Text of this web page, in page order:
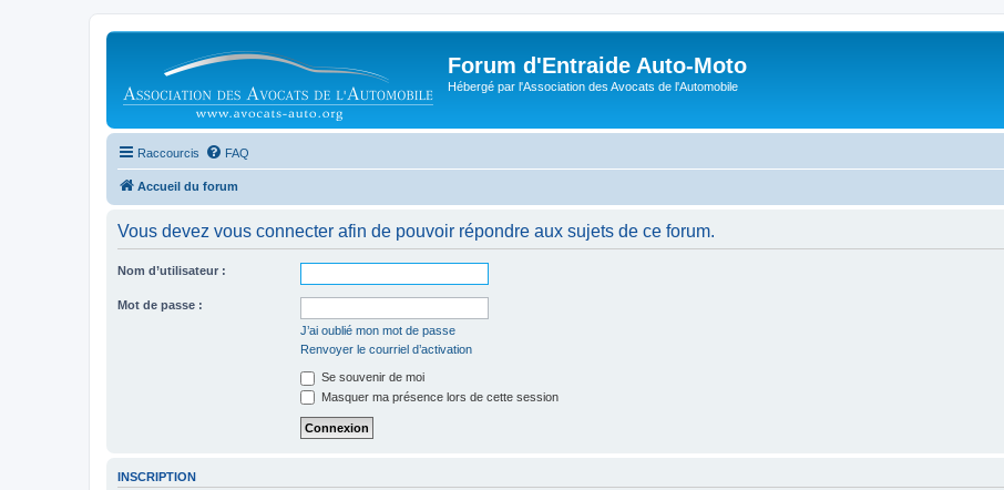
Forum d'Entraide Auto-Moto
Hébergé par l'Association des Avocats de l'Automobile
Raccourcis FAQ
Accueil du forum
Vous devez vous connecter afin de pouvoir répondre aux sujets de ce forum.
Nom d’utilisateur :
Mot de passe :
J’ai oublié mon mot de passe
Renvoyer le courriel d’activation
Se souvenir de moi
Masquer ma présence lors de cette session
INSCRIPTION